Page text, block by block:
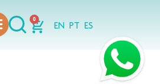
0
EN PT ES